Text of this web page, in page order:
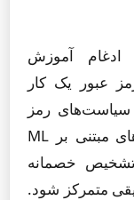
ادغام آموزش
عبور یک کار
سیاست‌های رمز
عبور خود را برای گنجاندن تخمین‌گرهای مبتنی بر ML
تشخیص خصمانه
متمرکز شود.